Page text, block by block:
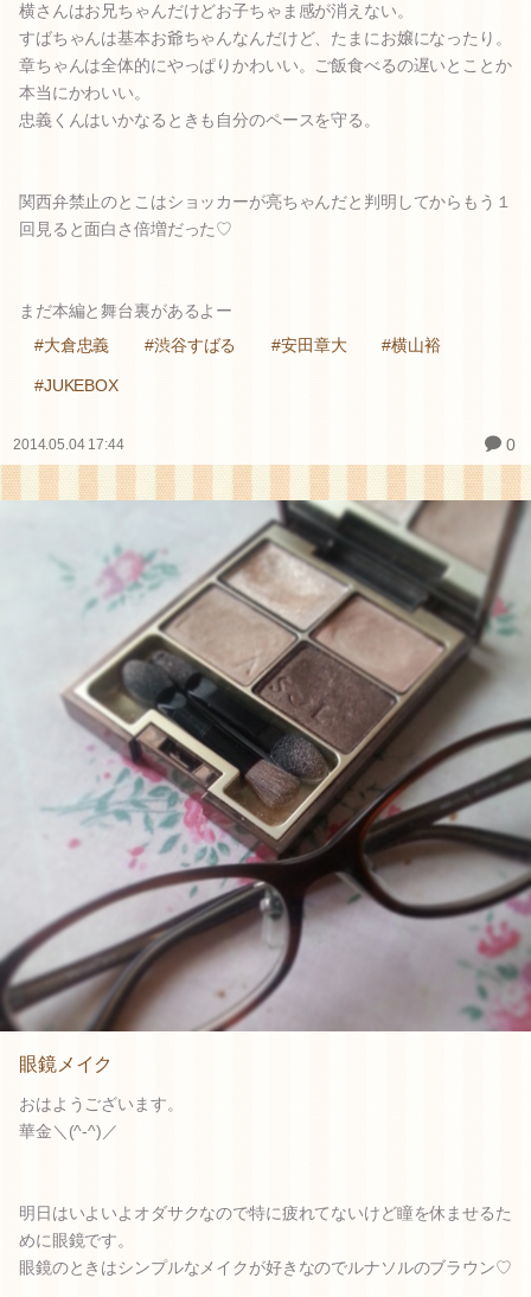
横さんはお兄ちゃんだけどお子ちゃま感が消えない。
すばちゃんは基本お爺ちゃんなんだけど、たまにお嬢になったり。
章ちゃんは全体的にやっぱりかわいい。ご飯食べるの遅いとことか
本当にかわいい。
忠義くんはいかなるときも自分のペースを守る。
関西弁禁止のとこはショッカーが亮ちゃんだと判明してからもう１
回見ると面白さ倍増だった♡
まだ本編と舞台裏があるよー
#大倉忠義
#渋谷すばる #安田章大 #横山裕
#JUKEBOX
2014.05.04 17:44 0
眼鏡メイク
おはようございます。
華金＼(^-^)／
明日はいよいよオダサクなので特に疲れてないけど瞳を休ませるた
めに眼鏡です。
眼鏡のときはシンプルなメイクが好きなのでルナソルのブラウン♡